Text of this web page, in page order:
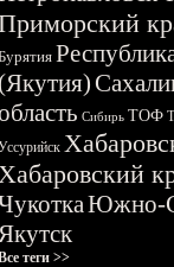
(Якутия)
Сибирь ТОФ
Южно-
теги >>